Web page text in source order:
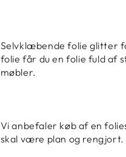
Selvklæbende folie glitter
folie får du en folie fuld af
møbler.
Vi anbefaler køb af en
skal være plan og rengjort.